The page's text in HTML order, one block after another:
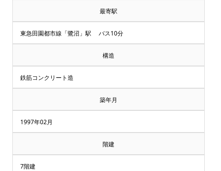
最寄駅
東急田園都市線「鷺沼」駅 バス10分
構造
鉄筋コンクリート造
築年月
1997年02月
階建
7階建